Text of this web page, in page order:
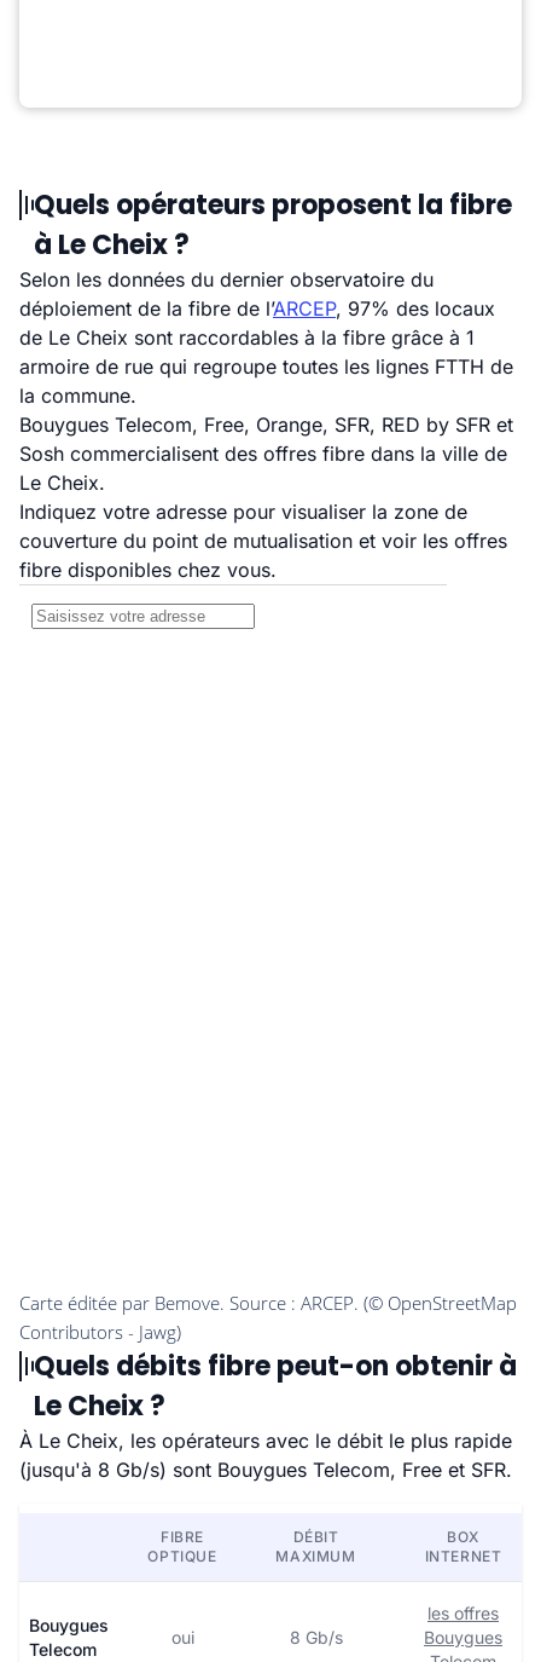
Quels opérateurs proposent la fibre
à Le Cheix ?
Selon les données du dernier observatoire du
déploiement de la fibre de l’ARCEP, 97% des locaux
de Le Cheix sont raccordables à la fibre grâce à 1
armoire de rue qui regroupe toutes les lignes FTTH de
la commune.
Bouygues Telecom, Free, Orange, SFR, RED by SFR et
Sosh commercialisent des offres fibre dans la ville de
Le Cheix.
Indiquez votre adresse pour visualiser la zone de
couverture du point de mutualisation et voir les offres
fibre disponibles chez vous.
Quels débits fibre peut-on obtenir à
Le Cheix ?
À Le Cheix, les opérateurs avec le débit le plus rapide
(jusqu'à 8 Gb/s) sont Bouygues Telecom, Free et SFR.
FIBRE
OPTIQUE
DÉBIT
MAXIMUM
BOX
INTERNET
Bouygues
Telecom
oui 8 Gb/s
les offres
Bouygues